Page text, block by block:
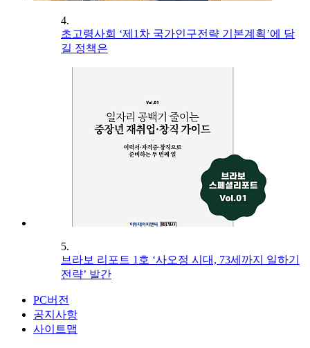
4.
초고령사회 ‘제1차 국가인구전략 기본계획’에 담
길 정책은
5.
브라보 리포트 1호 ‘사오정 시대, 73세까지 일하기
전략’ 발간
PC버전
공지사항
사이트맵